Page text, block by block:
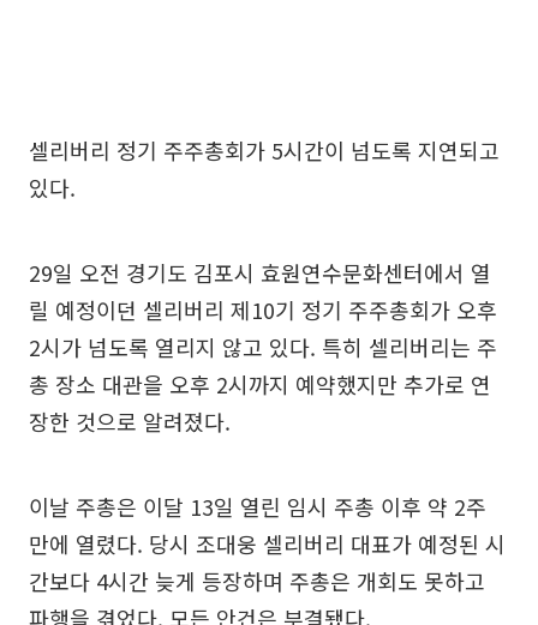
셀리버리 정기 주주총회가 5시간이 넘도록 지연되고
있다.
29일 오전 경기도 김포시 효원연수문화센터에서 열
릴 예정이던 셀리버리 제10기 정기 주주총회가 오후
2시가 넘도록 열리지 않고 있다. 특히 셀리버리는 주
총 장소 대관을 오후 2시까지 예약했지만 추가로 연
장한 것으로 알려졌다.
이날 주총은 이달 13일 열린 임시 주총 이후 약 2주
만에 열렸다. 당시 조대웅 셀리버리 대표가 예정된 시
간보다 4시간 늦게 등장하며 주총은 개회도 못하고
파행을 겪었다. 모든 안건은 부결됐다.